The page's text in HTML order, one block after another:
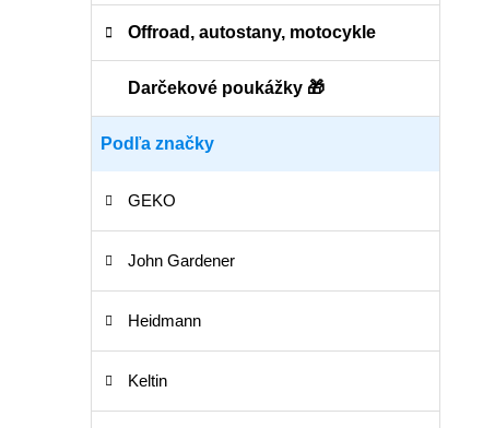
Offroad, autostany, motocykle
Darčekové poukážky 🎁
Podľa značky
GEKO
John Gardener
Heidmann
Keltin